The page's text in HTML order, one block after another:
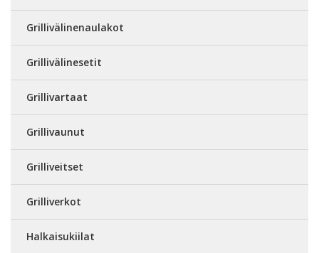
Grillivälinenaulakot
Grillivälinesetit
Grillivartaat
Grillivaunut
Grilliveitset
Grilliverkot
Halkaisukiilat